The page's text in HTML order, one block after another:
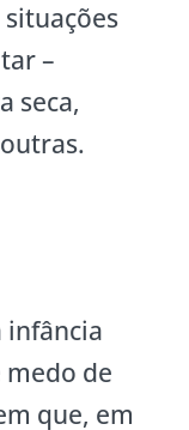
–
seca,
infância
de
que, em